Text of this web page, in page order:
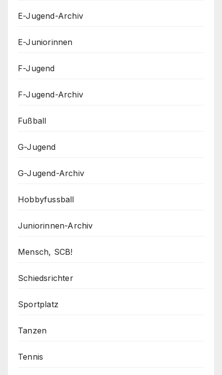
E-Jugend-Archiv
E-Juniorinnen
F-Jugend
F-Jugend-Archiv
Fußball
G-Jugend
G-Jugend-Archiv
Hobbyfussball
Juniorinnen-Archiv
Mensch, SCB!
Schiedsrichter
Sportplatz
Tanzen
Tennis